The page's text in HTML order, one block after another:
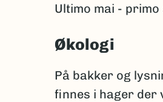
Ultimo mai - primo
Økologi
På bakker og
finnes i hager der